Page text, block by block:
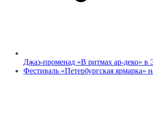
Джаз-променад «В ритмах ар-деко» в
Фестиваль «Петербургская ярмарка»